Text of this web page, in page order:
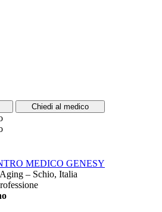
Chiedi al medico
MEDICO GENESY
– Schio, Italia